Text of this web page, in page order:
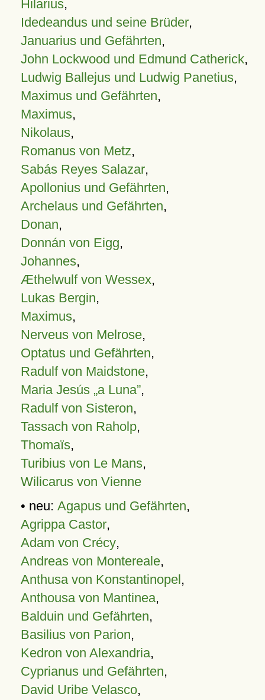
Hilarius,
Idedeandus und seine Brüder,
Januarius und Gefährten,
John Lockwood und Edmund Catherick,
Ludwig Ballejus und Ludwig Panetius,
Maximus und Gefährten,
Maximus,
Nikolaus,
Romanus von Metz,
Sabás Reyes Salazar,
Apollonius und Gefährten,
Archelaus und Gefährten,
Donan,
Donnán von Eigg,
Johannes,
Æthelwulf von Wessex,
Lukas Bergin,
Maximus,
Nerveus von Melrose,
Optatus und Gefährten,
Radulf von Maidstone,
Maria Jesús „a Luna”,
Radulf von Sisteron,
Tassach von Raholp,
Thomaïs,
Turibius von Le Mans,
Wilicarus von Vienne
• neu: Agapus und Gefährten,
Agrippa Castor,
Adam von Crécy,
Andreas von Montereale,
Anthusa von Konstantinopel,
Anthousa von Mantinea,
Balduin und Gefährten,
Basilius von Parion,
Kedron von Alexandria,
Cyprianus und Gefährten,
David Uribe Velasco,